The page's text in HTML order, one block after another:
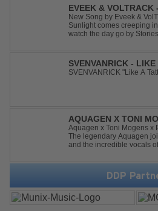
EVEEK & VOLTRACK
New Song by Eveek &
Sunlight comes creeping in Illuminates our skin We
watch the day go by Stories of all we did It made me
SVENVANRICK - LIKE
SVENVANRICK "Like A
AQUAGEN X TONI
PITCH - UPTOWN
Aquagen x Toni Mogens x
The legendary Aquagen
and the incredible vocals
Combining a bouncy
production, this modern da...
DDP